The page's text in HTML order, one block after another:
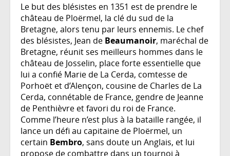
Le but des blésistes en 1351 est de prendre le
château de Ploërmel, la clé du sud de la
Bretagne, alors tenu par leurs ennemis. Le chef
des blésistes, Jean de Beaumanoir, maréchal de
Bretagne, réunit ses meilleurs hommes dans le
château de Josselin, place forte essentielle que
lui a confié Marie de La Cerda, comtesse de
Porhoët et d’Alençon, cousine de Charles de La
Cerda, connétable de France, gendre de Jeanne
de Penthièvre et favori du roi de France.
Comme l’heure n’est plus à la bataille rangée, il
lance un défi au capitaine de Ploërmel, un
certain Bembro, sans doute un Anglais, et lui
propose de combattre dans un tournoi à